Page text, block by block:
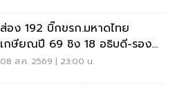
ส่อง 192 บิ๊กขรก.มหาดไทย
เกษียณปี 69 ชิง 18 อธิบดี-รอง
ปลัด-ผู้ว่าฯ
08 ส.ค. 2569 | 23:00 น.